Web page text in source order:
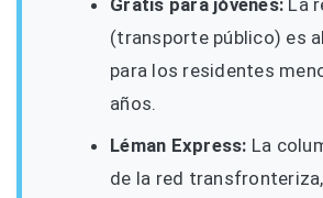
(transporte público) es
para los residentes
años.
Léman Express: La
de la red